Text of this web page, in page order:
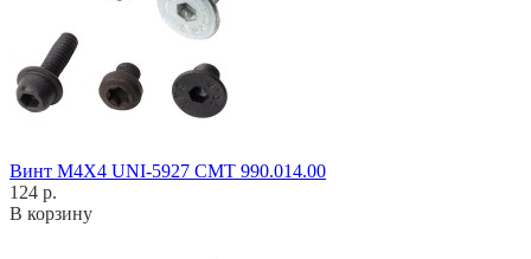
Винт M4X4 UNI-5927 CMT 990.014.00
124 р.
В корзину